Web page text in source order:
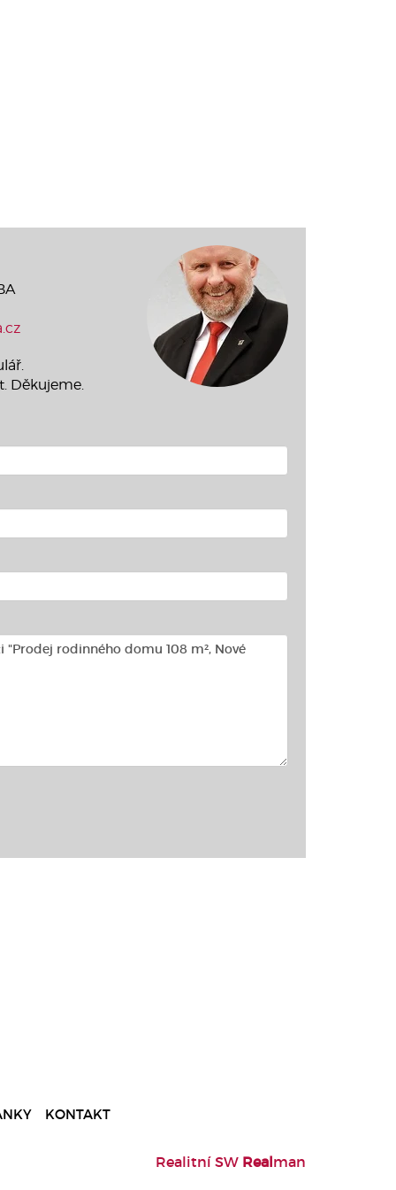
Děkujeme.
KONTAKT
Realitní SW Realman